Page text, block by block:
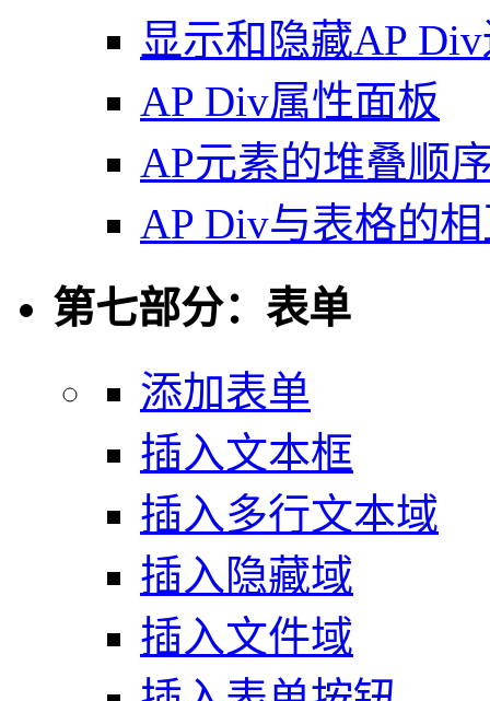
显示和隐藏AP
AP Div属性面板
AP元素的堆叠顺
AP Div与表格的
第七部分：表单
添加表单
插入文本框
插入多行文本域
插入隐藏域
插入文件域